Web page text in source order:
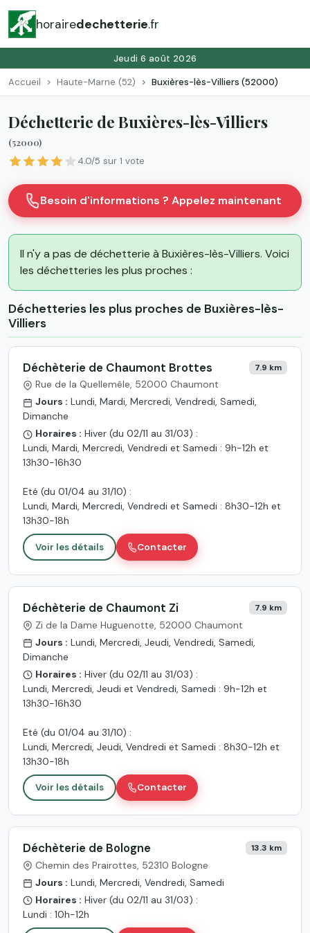
horairedechetterie.fr
Jeudi 6 août 2026
Accueil Haute-Marne (52) Buxières-lès-Villiers (52000)
Déchetterie de Buxières-lès-Villiers
(52000)
4.0/5 sur 1 vote
Besoin d'informations ? Appelez maintenant
Il n'y a pas de déchetterie à Buxières-lès-Villiers. Voici
les déchetteries les plus proches :
Déchetteries les plus proches de Buxières-lès-
Villiers
Déchèterie de Chaumont Brottes 7.9 km
Rue de la Quellemêle, 52000 Chaumont
Jours : Lundi, Mardi, Mercredi, Vendredi, Samedi,
Dimanche
Horaires : Hiver (du 02/11 au 31/03) :
Lundi, Mardi, Mercredi, Vendredi et Samedi : 9h-12h et
13h30-16h30
Eté (du 01/04 au 31/10) :
Lundi, Mardi, Mercredi, Vendredi et Samedi : 8h30-12h et
13h30-18h
Voir les détails Contacter
Déchèterie de Chaumont Zi 7.9 km
Zi de la Dame Huguenotte, 52000 Chaumont
Jours : Lundi, Mercredi, Jeudi, Vendredi, Samedi,
Dimanche
Horaires : Hiver (du 02/11 au 31/03) :
Lundi, Mercredi, Jeudi et Vendredi, Samedi : 9h-12h et
13h30-16h30
Eté (du 01/04 au 31/10) :
Lundi, Mercredi, Jeudi, Vendredi et Samedi : 8h30-12h et
13h30-18h
Voir les détails Contacter
Déchèterie de Bologne 13.3 km
Chemin des Prairottes, 52310 Bologne
Jours : Lundi, Mercredi, Vendredi, Samedi
Horaires : Hiver (du 02/11 au 31/03) :
Lundi : 10h-12h